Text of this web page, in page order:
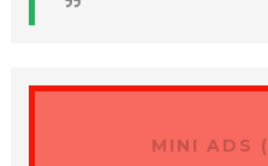
MINI ADS